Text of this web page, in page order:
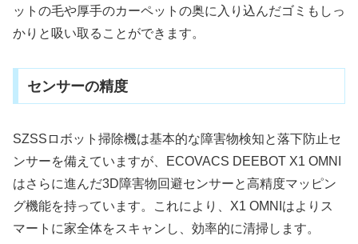
ットの毛や厚手のカーペットの奥に入り込んだゴミもしっ
かりと吸い取ることができます。
センサーの精度
SZSSロボット掃除機は基本的な障害物検知と落下防止セ
ンサーを備えていますが、ECOVACS DEEBOT X1 OMNI
はさらに進んだ3D障害物回避センサーと高精度マッピン
グ機能を持っています。これにより、X1 OMNIはよりス
マートに家全体をスキャンし、効率的に清掃します。